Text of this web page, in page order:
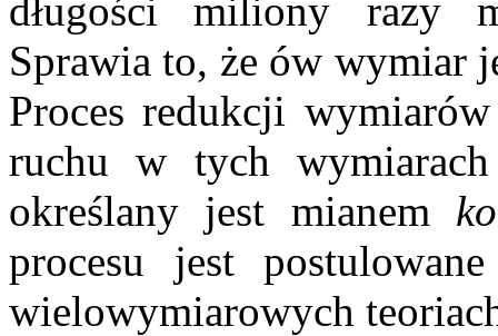
długości miliony razy
Sprawia to, że ów wymiar
Proces redukcji
ruchu w tych wymiarach
określany jest mianem
procesu jest
wielowymiarowych